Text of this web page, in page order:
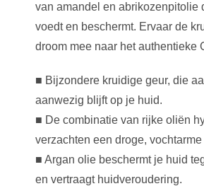
van amandel en abrikozenpitolie
voedt en beschermt. Ervaar de
droom mee naar het authentieke
■ Bijzondere kruidige geur, die
aanwezig blijft op je huid.
■ De combinatie van rijke oliën
verzachten een droge, vochtarme
■ Argan olie beschermt je huid
en vertraagt huidveroudering.